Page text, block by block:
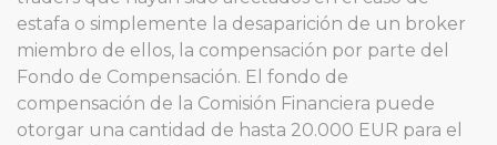
estafa o simplemente la desaparición de un broker
miembro de ellos, la compensación por parte del
Fondo de Compensación. El fondo de
compensación de la Comisión Financiera puede
otorgar una cantidad de hasta 20.000 EUR para el